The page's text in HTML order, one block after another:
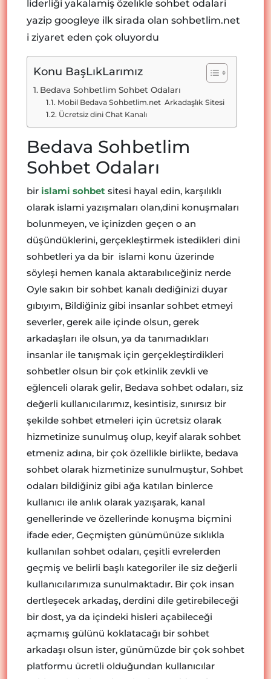
liderliği yakalamiş özelıkle sohbet odalari
yazip googleye ilk sirada olan sohbetlim.net
i ziyaret eden çok oluyordu
Konu BaşLıkLarımız
Bedava Sohbetlim Sohbet Odaları
Mobil Bedava Sohbetlim.net Arkadaşlık Sitesi
Ücretsiz dini Chat Kanalı
Bedava Sohbetlim
Sohbet Odaları
bir islami sohbet sitesi hayal edin, karşılıklı
olarak islami yazışmaları olan,dini konuşmaları
bolunmeyen, ve içinizden geçen o an
düşündüklerini, gerçekleştirmek istedikleri dini
sohbetleri ya da bir islami konu üzerinde
söyleşi hemen kanala aktarabılıceğiniz nerde
Oyle sakın bir sohbet kanalı dediğinizi duyar
gıbıyım, Bildiğiniz gibi insanlar sohbet etmeyi
severler, gerek aile içinde olsun, gerek
arkadaşları ile olsun, ya da tanımadıkları
insanlar ile tanışmak için gerçekleştirdikleri
sohbetler olsun bir çok etkinlik zevkli ve
eğlenceli olarak gelir, Bedava sohbet odaları, siz
değerli kullanıcılarımız, kesintisiz, sınırsız bir
şekilde sohbet etmeleri için ücretsiz olarak
hizmetinize sunulmuş olup, keyif alarak sohbet
etmeniz adına, bir çok özellikle birlikte, bedava
sohbet olarak hizmetinize sunulmuştur, Sohbet
odaları bildiğiniz gibi ağa katılan binlerce
kullanıcı ile anlık olarak yazışarak, kanal
genellerinde ve özellerinde konuşma biçmini
ifade eder, Geçmişten günümünüze sıklıkla
kullanılan sohbet odaları, çeşitli evrelerden
geçmiş ve belirli başlı kategoriler ile siz değerli
kullanıcılarımıza sunulmaktadır. Bir çok insan
dertleşecek arkadaş, derdini dile getirebileceği
bir dost, ya da içindeki hisleri açabileceği
açmamış gülünü koklatacağı bir sohbet
arkadaşı olsun ister, günümüzde bir çok sohbet
platformu ücretli olduğundan kullanıcılar